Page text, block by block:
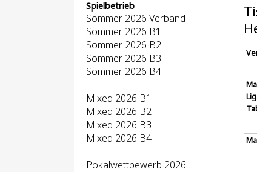
Spielbetrieb
Sommer 2026 Verband
Sommer 2026 B1
Sommer 2026 B2
Sommer 2026 B3
Sommer 2026 B4
Mixed 2026 B1
Mixed 2026 B2
Mixed 2026 B3
Mixed 2026 B4
Pokalwettbewerb 2026